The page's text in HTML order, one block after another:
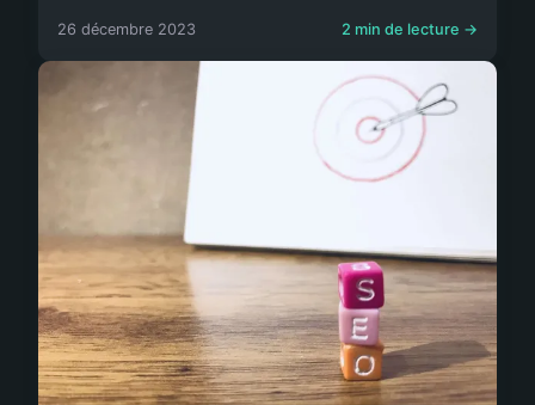
26 décembre 2023 2 min de lecture →